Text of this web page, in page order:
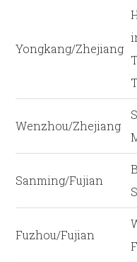
Yongkang/Zhejiang
Wenzhou/Zhejiang
Sanming/Fujian
Fuzhou/Fujian